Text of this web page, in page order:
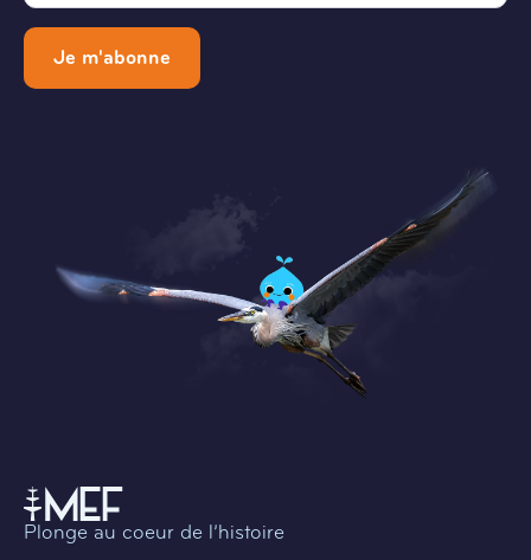
Je m'abonne
Plonge au coeur de l’histoire